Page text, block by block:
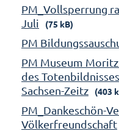
PM_Vollsperrung
Juli
(75 kB)
PM
PM Museum
des
Sachsen-Zeitz
(403
PM_Dankeschön-
Völkerfreundschaft